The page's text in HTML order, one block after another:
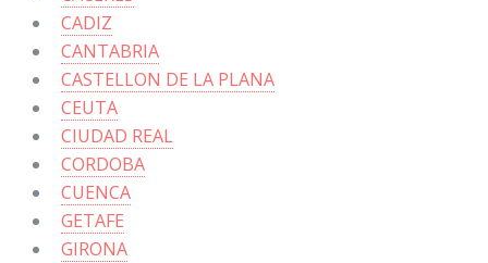
CADIZ
CANTABRIA
CASTELLON DE LA PLANA
CEUTA
CIUDAD REAL
CORDOBA
CUENCA
GETAFE
GIRONA